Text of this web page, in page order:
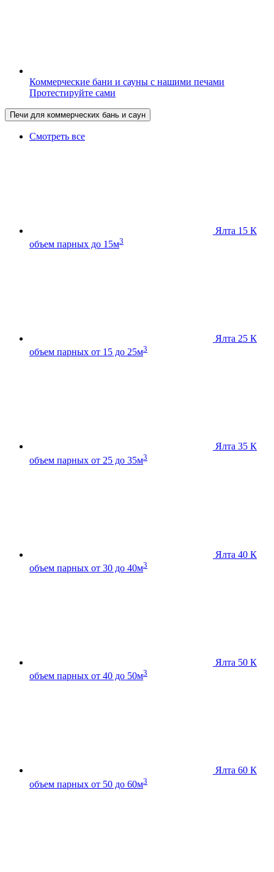
Коммерческие бани и сауны с нашими печами
Протестируйте сами
Печи для коммерческих бань и саун
Смотреть все
Ялта 15 К
объем парных до 15м3
Ялта 25 К
объем парных от 15 до 25м3
Ялта 35 К
объем парных от 25 до 35м3
Ялта 40 К
объем парных от 30 до 40м3
Ялта 50 К
объем парных от 40 до 50м3
Ялта 60 К
объем парных от 50 до 60м3